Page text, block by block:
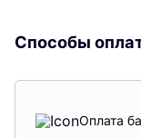
Способы
Оплата